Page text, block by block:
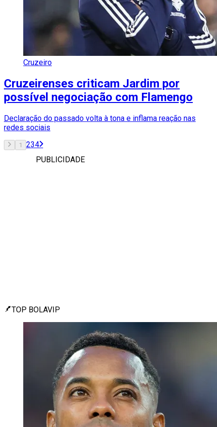
Cruzeiro
Cruzeirenses criticam Jardim por
possível negociação com Flamengo
Declaração do passado volta à tona e inflama reação nas
redes sociais
1 234
PUBLICIDADE
TOP BOLAVIP